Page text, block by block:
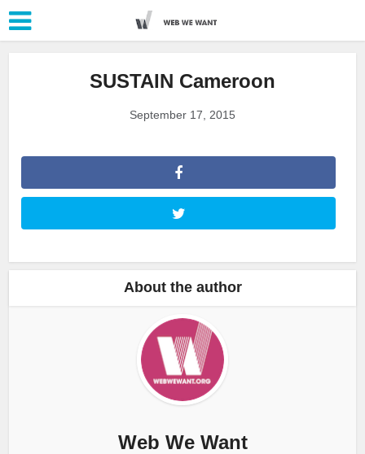
SUSTAIN Cameroon
September 17, 2015
About the author
Web We Want